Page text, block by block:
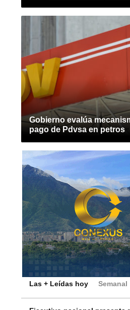
Gobierno evalúa
pago de Pdvsa en petros
Las + Leídas hoy Semanal